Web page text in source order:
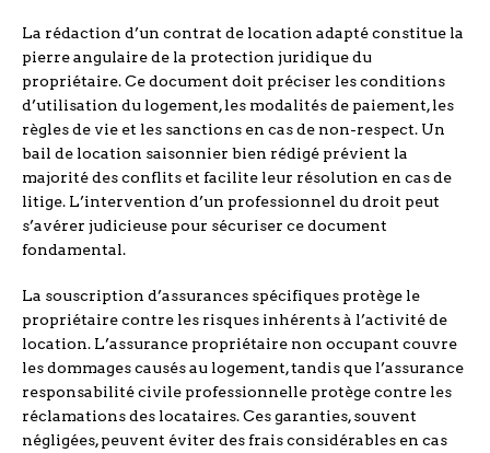
La rédaction d’un contrat de location adapté constitue la
pierre angulaire de la protection juridique du
propriétaire. Ce document doit préciser les conditions
d’utilisation du logement, les modalités de paiement, les
règles de vie et les sanctions en cas de non-respect. Un
bail de location saisonnier bien rédigé prévient la
majorité des conflits et facilite leur résolution en cas de
litige. L’intervention d’un professionnel du droit peut
s’avérer judicieuse pour sécuriser ce document
fondamental.
La souscription d’assurances spécifiques protège le
propriétaire contre les risques inhérents à l’activité de
location. L’assurance propriétaire non occupant couvre
les dommages causés au logement, tandis que l’assurance
responsabilité civile professionnelle protège contre les
réclamations des locataires. Ces garanties, souvent
négligées, peuvent éviter des frais considérables en cas